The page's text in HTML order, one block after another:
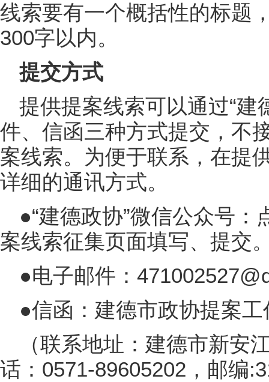
线索要有一个概括性的标题
300字以内。
提交方式
提供提案线索可以通过“建
件、信函三种方式提交，不
案线索。为便于联系，在提
详细的通讯方式。
●“建德政协”微信公众号：
案线索征集页面填写、提交
●电子邮件：
●信函：建德市政协提案
（联系地址：建德市新安
话：0571-89605202，邮编